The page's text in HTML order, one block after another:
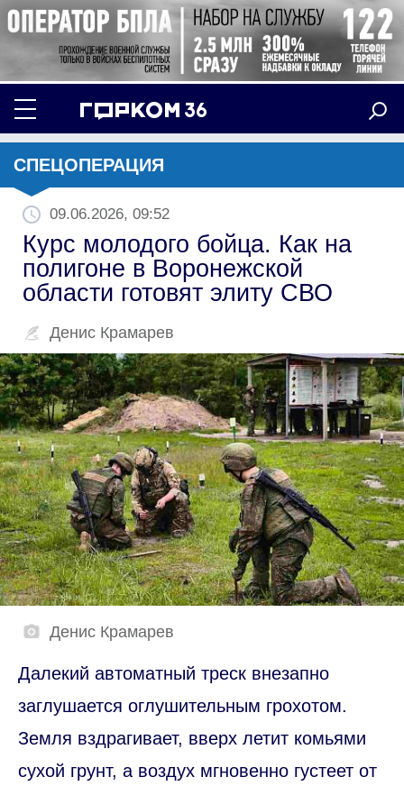
СПЕЦОПЕРАЦИЯ
09.06.2026, 09:52
Курс молодого бойца. Как на
полигоне в Воронежской
области готовят элиту СВО
Денис Крамарев
Денис Крамарев
Далекий автоматный треск внезапно
заглушается оглушительным грохотом.
Земля вздрагивает, вверх летит комьями
сухой грунт, а воздух мгновенно густеет от